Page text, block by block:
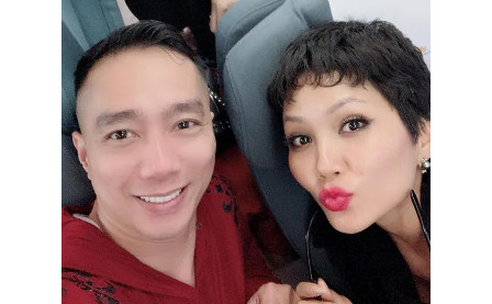
VTV9 VTV8
Liên hệ tòa soạn English
THỜI BÁO VTV
Theo dõi báo trên